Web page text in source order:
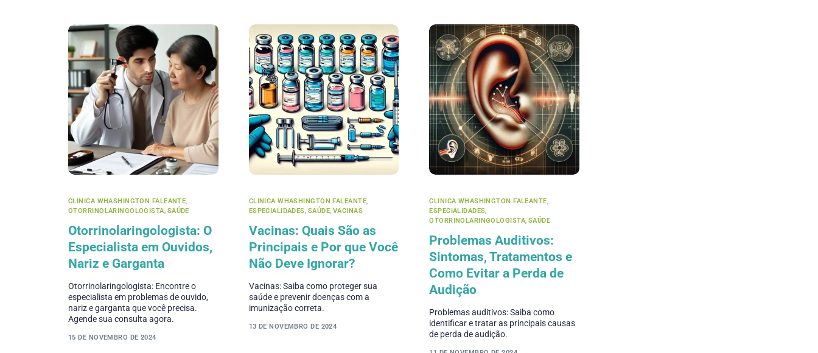
CLINICA WHASHINGTON FALEANTE,
OTORRINOLARINGOLOGISTA, SAÚDE
Otorrinolaringologista: O
Especialista em Ouvidos,
Nariz e Garganta
Otorrinolaringologista: Encontre o
especialista em problemas de ouvido,
nariz e garganta que você precisa.
Agende sua consulta agora.
15 DE NOVEMBRO DE 2024
CLINICA WHASHINGTON FALEANTE,
ESPECIALIDADES, SAÚDE,VACINAS
Vacinas: Quais São as
Principais e Por que Você
Não Deve Ignorar?
Vacinas: Saiba como proteger sua
saúde e prevenir doenças com a
imunização correta.
13 DE NOVEMBRO DE 2024
CLINICA WHASHINGTON FALEANTE,
ESPECIALIDADES,
OTORRINOLARINGOLOGISTA, SAÚDE
Problemas Auditivos:
Sintomas, Tratamentos e
Como Evitar a Perda de
Audição
Problemas auditivos: Saiba como
identificar e tratar as principais causas
de perda de audição.